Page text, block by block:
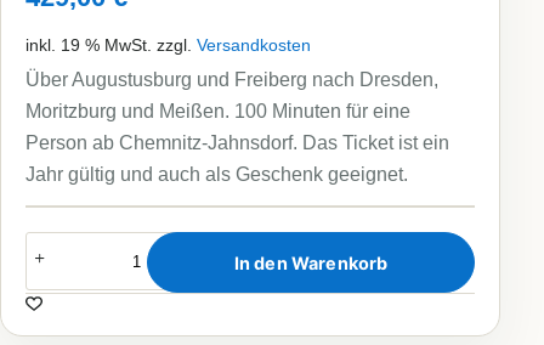
inkl. 19 % MwSt. zzgl. Versandkosten
Über Augustusburg und Freiberg nach Dresden,
Moritzburg und Meißen. 100 Minuten für eine
Person ab Chemnitz-Jahnsdorf. Das Ticket ist ein
Jahr gültig und auch als Geschenk geeignet.
Rundflug
Dresden
In den Warenkorb